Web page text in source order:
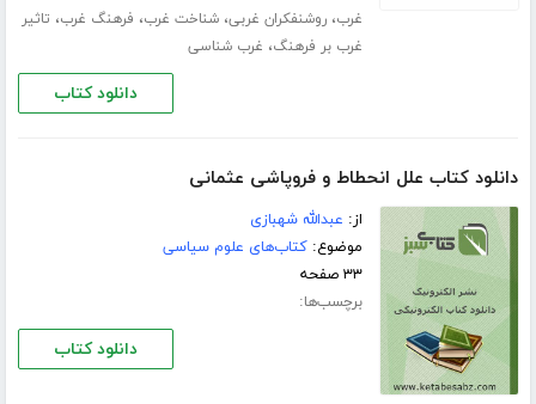
غرب،روشنفکران غربی،شناخت غرب، فرهنگ غرب، تاثیر
غرب بر فرهنگ، غرب شناسی
دانلود کتاب
دانلود کتاب علل انحطاط و فروپاشی عثمانی
از: عبدالله شهبازی
موضوع:کتاب‌های علوم سیاسی
۳۳ صفحه
برچسب‌ها:
دانلود کتاب